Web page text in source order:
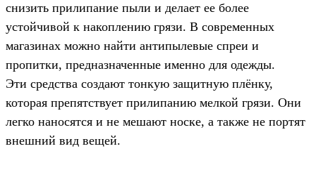
снизить прилипание пыли и делает ее более
устойчивой к накоплению грязи. В современных
магазинах можно найти антипылевые спреи и
пропитки, предназначенные именно для одежды.
Эти средства создают тонкую защитную плёнку,
которая препятствует прилипанию мелкой грязи. Они
легко наносятся и не мешают носке, а также не портят
внешний вид вещей.